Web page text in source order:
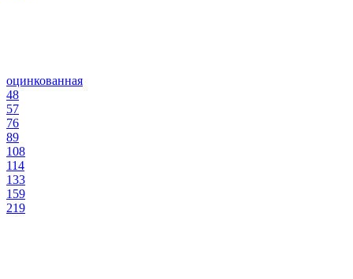
оцинкованная
48
57
76
89
108
114
133
159
219